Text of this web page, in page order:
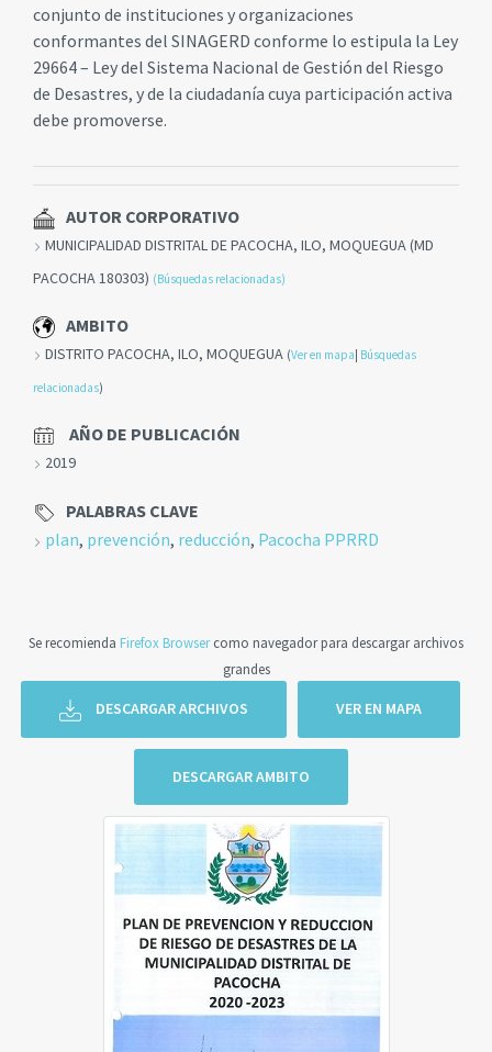
conjunto de instituciones y organizaciones
conformantes del SINAGERD conforme lo estipula la Ley
29664 – Ley del Sistema Nacional de Gestión del Riesgo
de Desastres, y de la ciudadanía cuya participación activa
debe promoverse.
AUTOR CORPORATIVO
MUNICIPALIDAD DISTRITAL DE PACOCHA, ILO, MOQUEGUA (MD
PACOCHA 180303) (Búsquedas relacionadas)
AMBITO
DISTRITO PACOCHA, ILO, MOQUEGUA (Ver en mapa Búsquedas
relacionadas)
AÑO DE PUBLICACIÓN
2019
PALABRAS CLAVE
plan, prevención, reducción, Pacocha PPRRD
Se recomienda Firefox Browsercomo navegador para descargar archivos
grandes
DESCARGAR ARCHIVOS VER EN MAPA
DESCARGAR AMBITO